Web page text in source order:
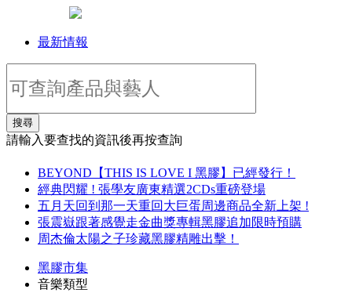
最新情報
搜尋
請輸入要查找的資訊後再按查詢
BEYOND【THIS IS LOVE I 黑膠】已經發行！
經典閃耀 ! 張學友廣東精選2CDs重磅登場
五月天回到那一天重回大巨蛋周邊商品全新上架 !
張震嶽跟著感覺走金曲獎專輯黑膠追加限時預購
周杰倫太陽之子珍藏黑膠精雕出擊！
黑膠市集
音樂類型